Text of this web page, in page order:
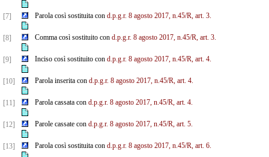
[7] Parola così sostituita con d.p.g.r. 8 agosto 2017, n.45/R, art. 3.
[8] Comma così sostituito con d.p.g.r. 8 agosto 2017, n.45/R, art. 3.
[9] Inciso così sostituito con d.p.g.r. 8 agosto 2017, n.45/R, art. 4.
[10] Parola inserita con d.p.g.r. 8 agosto 2017, n.45/R, art. 4.
[11] Parola cassata con d.p.g.r. 8 agosto 2017, n.45/R, art. 4.
[12] Parole cassate con d.p.g.r. 8 agosto 2017, n.45/R, art. 5.
[13] Parola così sostituita con d.p.g.r. 8 agosto 2017, n.45/R, art. 6.